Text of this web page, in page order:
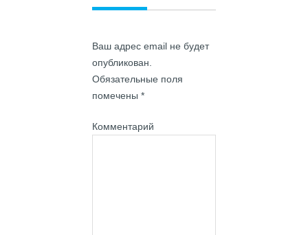
Ваш адрес email не будет
опубликован.
Обязательные поля
помечены*
Комментарий